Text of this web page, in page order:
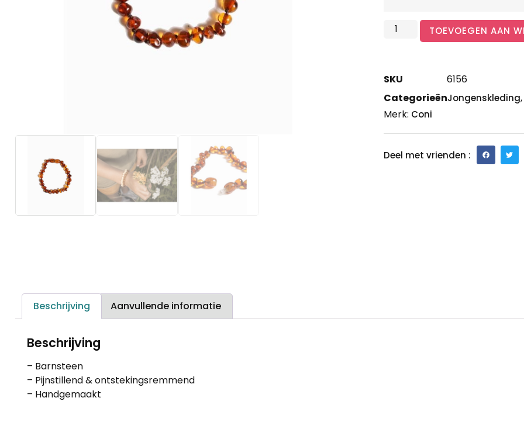
TOEVOEGEN AAN
SKU
6156
CategorieënJongenskleding,
Merk: Coni
Deel met vrienden :
Beschrijving Aanvullende informatie
Beschrijving
– Barnsteen
– Pijnstillend & ontstekingsremmend
– Handgemaakt